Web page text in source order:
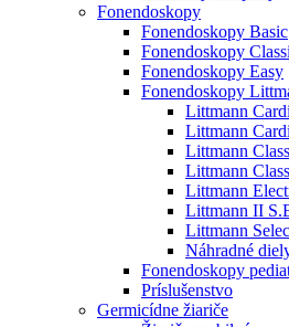
Fonendoskopy
Fonendoskopy Basic
Fonendoskopy
Fonendoskopy Easy
Fonendoskopy
Littmann
Littmann
Littmann
Littmann
Littmann
Littmann II
Littmann
Náhradné
Fonendoskopy
Príslušenstvo
Germicídne žiariče